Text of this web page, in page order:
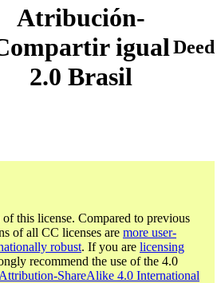
Atribución-
igual
2.0 Brasil
Deed
this license. Compared to previous
of all CC licenses are more user-
robust. If you are licensing
recommend the use of the 4.0
ShareAlike 4.0 International